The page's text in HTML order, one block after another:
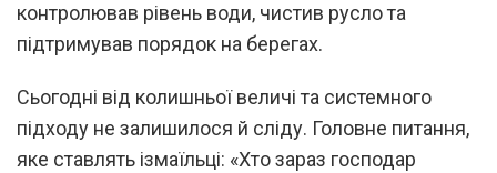
контролював рівень води, чистив русло та
підтримував порядок на берегах.
Сьогодні від колишньої величі та системного
підходу не залишилося й сліду. Головне питання,
яке ставлять ізмаїльці: «Хто зараз господар